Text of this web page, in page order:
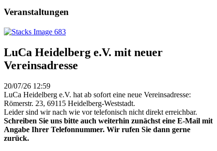
Veranstaltungen
LuCa Heidelberg e.V. mit neuer
Vereinsadresse
20/07/26 12:59
LuCa Heidelberg e.V. hat ab sofort eine neue Vereinsadresse:
Römerstr. 23, 69115 Heidelberg-Weststadt.
Leider sind wir nach wie vor telefonisch nicht direkt erreichbar.
Schreiben Sie uns bitte auch weiterhin zunächst eine E-Mail mit
Angabe Ihrer Telefonnummer. Wir rufen Sie dann gerne
zurück.